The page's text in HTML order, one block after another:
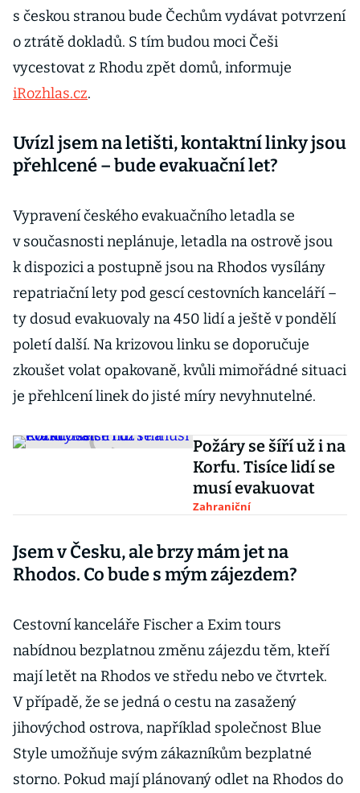
s českou stranou bude Čechům vydávat potvrzení
o ztrátě dokladů. S tím budou moci Češi
vycestovat z Rhodu zpět domů, informuje
iRozhlas.cz.
Uvízl jsem na letišti, kontaktní linky jsou
přehlcené – bude evakuační let?
Vypravení českého evakuačního letadla se
v současnosti neplánuje, letadla na ostrově jsou
k dispozici a postupně jsou na Rhodos vysílány
repatriační lety pod gescí cestovních kanceláří –
ty dosud evakuovaly na 450 lidí a ještě v pondělí
poletí další. Na krizovou linku se doporučuje
zkoušet volat opakovaně, kvůli mimořádné situaci
je přehlcení linek do jisté míry nevyhnutelné.
Požáry se šíří už i na
Korfu. Tisíce lidí se
musí evakuovat
Zahraniční
Jsem v Česku, ale brzy mám jet na
Rhodos. Co bude s mým zájezdem?
Cestovní kanceláře Fischer a Exim tours
nabídnou bezplatnou změnu zájezdu těm, kteří
mají letět na Rhodos ve středu nebo ve čtvrtek.
V případě, že se jedná o cestu na zasažený
jihovýchod ostrova, například společnost Blue
Style umožňuje svým zákazníkům bezplatné
storno. Pokud mají plánovaný odlet na Rhodos do